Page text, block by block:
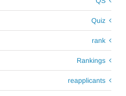
Quiz
rank
Rankings
reapplicants